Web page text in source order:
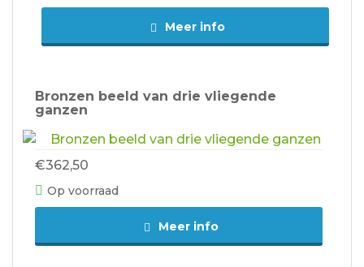
Meer info
Bronzen beeld van drie vliegende
ganzen
€362,50
Op voorraad
Meer info